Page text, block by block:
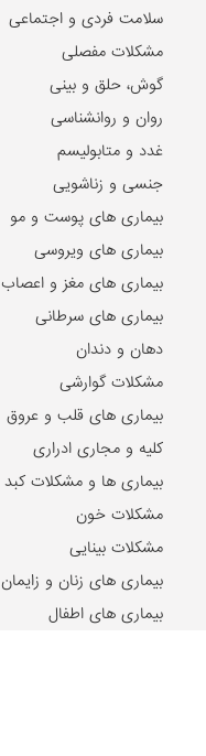
سلامت فردی و اجتماعی
مشکلات مفصلی
گوش، حلق و بینی
روان و روانشناسی
غدد و متابولیسم
جنسی و زناشویی
بیماری های پوست و مو
بیماری های ویروسی
بیماری های مغز و اعصاب
بیماری های سرطانی
دهان و دندان
مشکلات گوارشی
بیماری های قلب و عروق
کلیه و مجاری ادراری
بیماری ها و مشکلات کبد
مشکلات خون
مشکلات بینایی
بیماری های زنان و زایمان
بیماری های اطفال